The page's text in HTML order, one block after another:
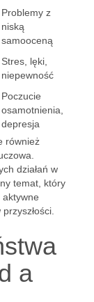
Problemy z
niską
samooceną
Stres, lęki,
niepewność
Poczucie
osamotnienia,
depresja
również
działań w
temat, który
aktywne
a